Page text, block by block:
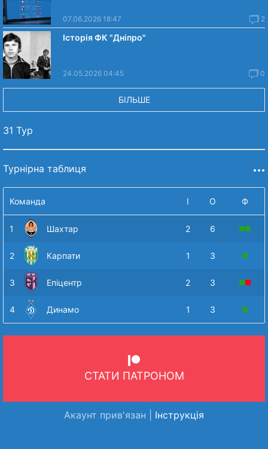
07.06.2026 18:47 2
Історія ФК "Дніпро"
24.05.2026 04:45 0
БІЛЬШЕ
31 Тур
Турнірна таблиця
Команда І О Ф
1 Шахтар 2 6
2 Карпати 1 3
3 Епіцентр 2 3
4 Динамо 1 3
СТАТИ ПАТРОНОМ
Акаунт прив'язан | Інструкція